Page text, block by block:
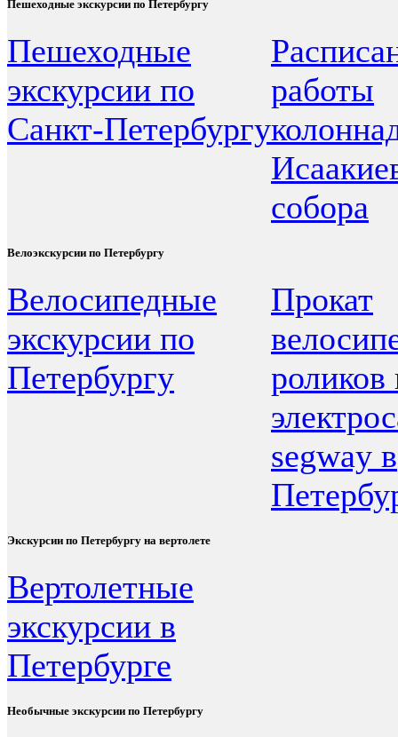
Пешеходные экскурсии по Петербургу
Пешеходные
экскурсии по
Санкт-Петербургу
работы
собора
Велоэкскурсии по Петербургу
Велосипедные
экскурсии по
Петербургу
Прокат
роликов
segway в
Экскурсии по Петербургу на вертолете
Вертолетные
экскурсии в
Петербурге
Необычные экскурсии по Петербургу